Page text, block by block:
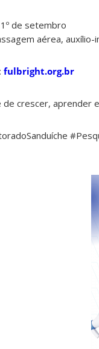
de setembro
aérea,
fulbright.org.br
crescer, aprender